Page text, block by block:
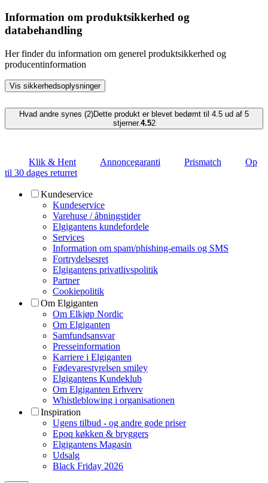
Information om produktsikkerhed og
databehandling
Her finder du information om generel produktsikkerhed og
producentinformation
Vis sikkerhedsoplysninger
Hvad andre synes (2)Dette produkt er blevet bedømt til 4.5 ud af 5
stjerner.4.52
Klik & Hent Annoncegaranti Prismatch
Op
til 30 dages returret
Kundeservice
Kundeservice
Varehuse / åbningstider
Elgigantens kundefordele
Services
Information om spam/phishing-emails og SMS
Fortrydelsesret
Elgigantens privatlivspolitik
Partner
Cookiepolitik
Om Elgiganten
Om Elkjøp Nordic
Om Elgiganten
Samfundsansvar
Presseinformation
Karriere i Elgiganten
Fødevarestyrelsen smiley
Elgigantens Kundeklub
Om Elgiganten Erhverv
Whistleblowing i organisationen
Inspiration
Ugens tilbud - og andre gode priser
Epoq køkken & bryggers
Elgigantens Magasin
Udsalg
Black Friday 2026